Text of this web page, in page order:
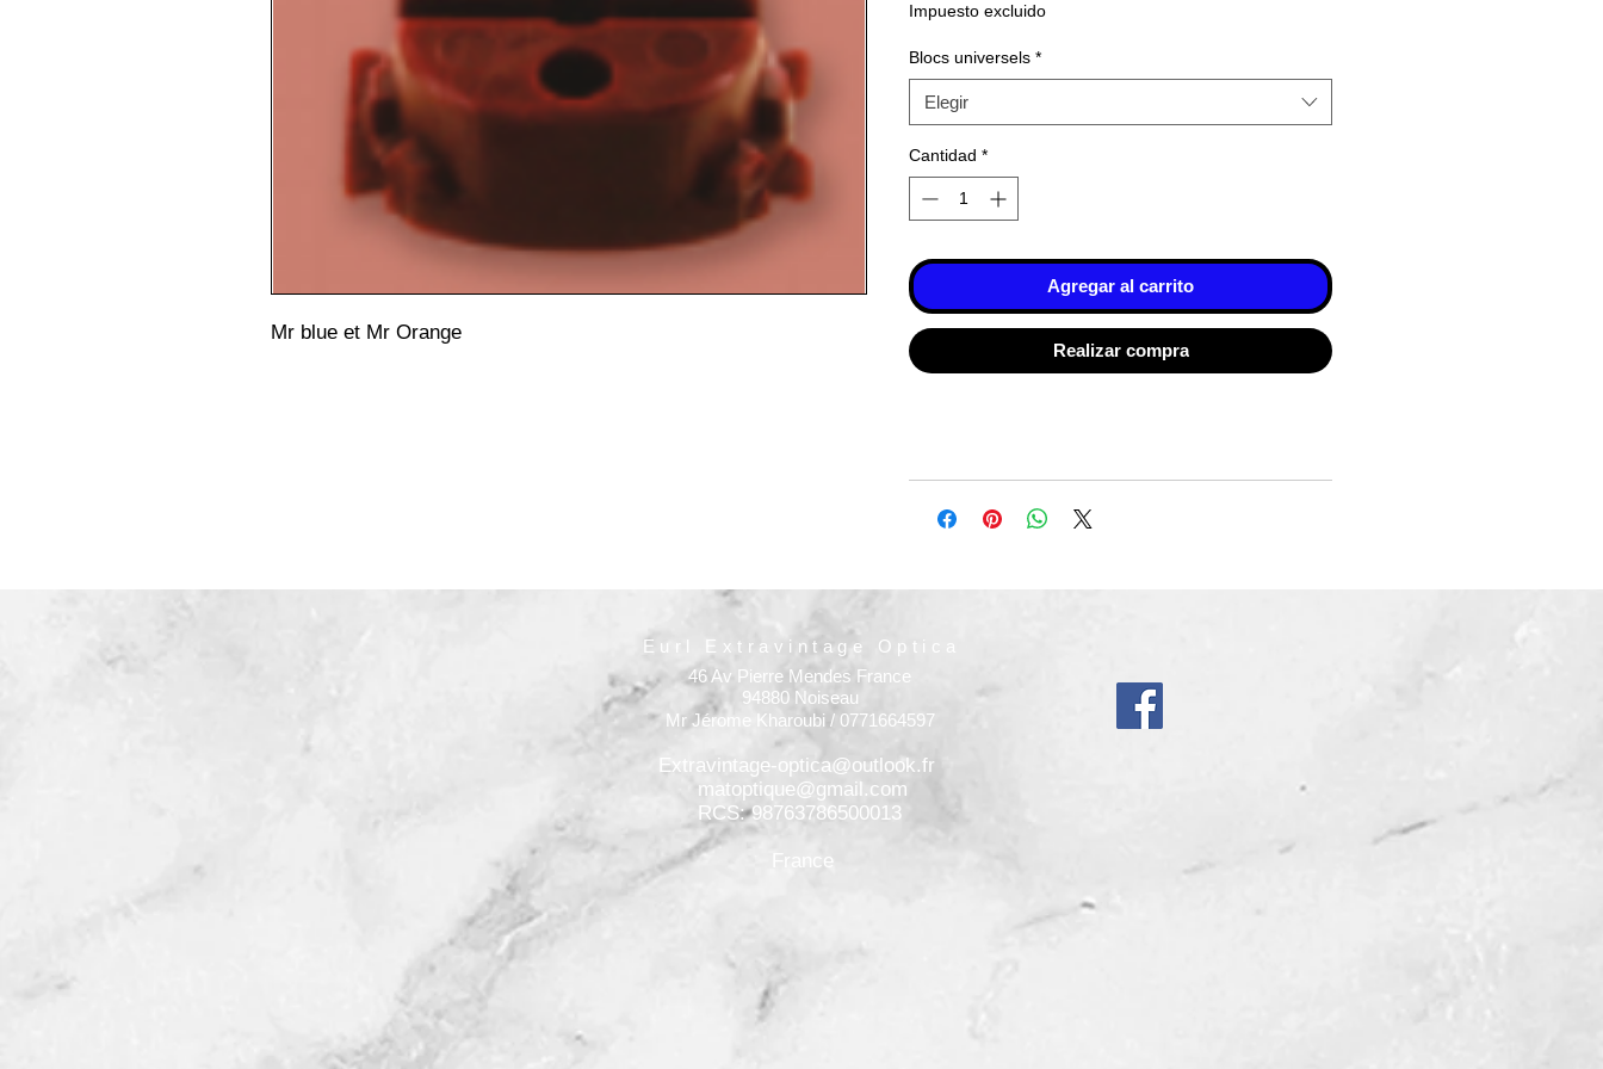
Mr blue et Mr Orange
Impuesto excluido
Blocs universels *
Elegir
Cantidad *
Agregar al carrito
Realizar compra
Eurl Extravintage Optica
46 Av Pierre Mendes France
94880 Noiseau
Mr Jérome Kharoubi / 0771664597
Extravintage-optica@outlook.fr
matoptique@gmail.com
RCS: 98763786500013
France